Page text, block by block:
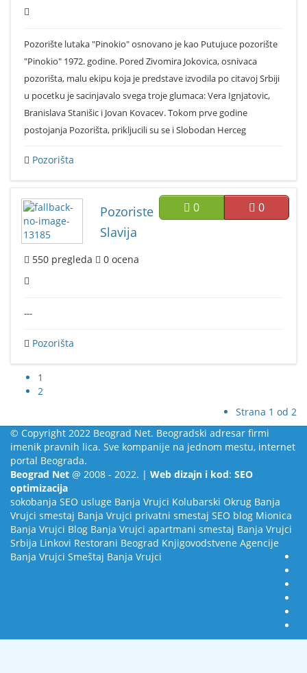
Pozorište lutaka "Pinokio" osnovano je kao Putujuce pozorište
"Pinokio" 1972. godine. Pored Zivomira Jokovica, osnivaca
pozorišta, malu ekipu koja je predstave izvodila po citavoj Srbiji
u pocetku je sacinjavalo svega troje glumaca: Vera Ignjatovic,
Branislava Stanišic i Jovan Kovacev. Tokom prve godine
postojanja Pozorišta, prikljucili su se i Slobodan Herceg
Pozorišta
0 0
Pozoriste
Slavija
550 pregleda 0 ocena
---
Pozorišta
1
2
Strana 1 od 2
© Copyright 2022 Beograd Net. Beogradski adresar firmi
imenik pravnih lica. Sve kompanije na jednom mestu, internet
portal Beograda.
Beograd Net @ 2008 - 2022. | Web dizajn i kod: SEO
optimizacija
sokobanja SEO usluge Banja Vrujci Kolubarski Okrug Banja
Vrujci smestaj Banja Vrujci privatni smestaj SEO blog Mionica
Banja Vrujci Blog Banja Vrujci apartmani smestaj Banja Vrujci
Srbija Linkovi Restorani Beograd Knjigovodstvene Agencije
Banja Vrujci Smeštaj Banja Vrujci